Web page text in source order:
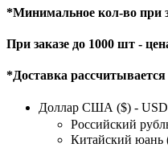
*Минимальное кол-во при
При заказе до 1000 шт -
*Доставка
Доллар США ($) - USD
Российский
Китайский юань